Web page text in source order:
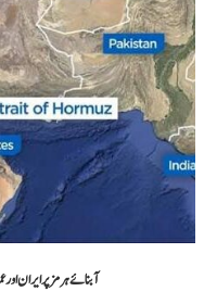
آبنائے ہرمز پر ایران